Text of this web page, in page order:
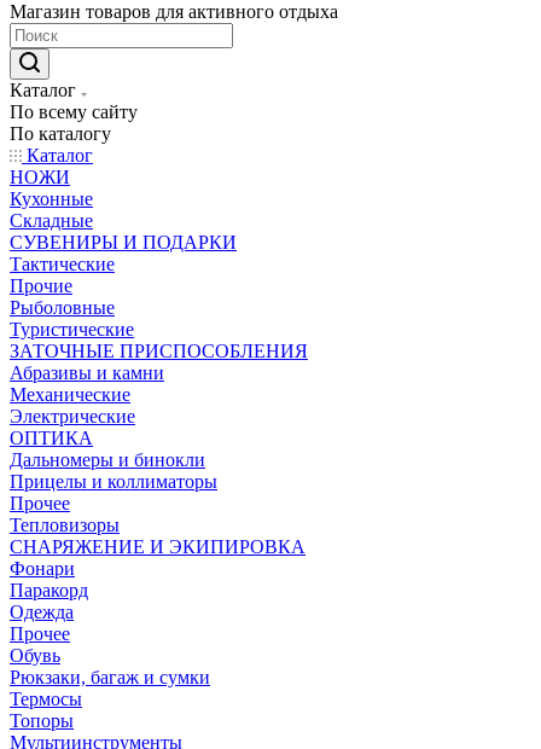
Магазин товаров для активного отдыха
Каталог
По всему сайту
По каталогу
Каталог
НОЖИ
Кухонные
Складные
СУВЕНИРЫ И ПОДАРКИ
Тактические
Прочие
Рыболовные
Туристические
ЗАТОЧНЫЕ ПРИСПОСОБЛЕНИЯ
Абразивы и камни
Механические
Электрические
ОПТИКА
Дальномеры и бинокли
Прицелы и коллиматоры
Прочее
Тепловизоры
СНАРЯЖЕНИЕ И ЭКИПИРОВКА
Фонари
Паракорд
Одежда
Прочее
Обувь
Рюкзаки, багаж и сумки
Термосы
Топоры
Мультиинструменты